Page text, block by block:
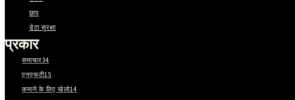
छाप
डेटा सुरक्षा
प्रकार
समाचार34
एनएफटी15
कमाने के लिए खेलो14